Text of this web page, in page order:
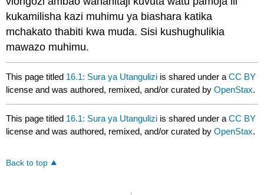
kukamilisha kazi muhimu ya biashara katika
mchakato thabiti kwa muda. Sisi kushughulikia
mawazo muhimu.
This page titled 16.1: Sura ya Utangulizi is shared under aCC BY
license and was authored, remixed, and/or curated byOpenStax.
This page titled 16.1: Sura ya Utangulizi is shared under aCC BY
license and was authored, remixed, and/or curated byOpenStax.
Back to top